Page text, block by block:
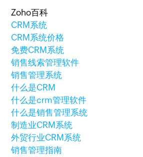
Zoho百科
CRM系统
CRM系统价格
免费CRM系统
销售线索管理软件
销售管理系统
什么是CRM
什么是crm管理软件
什么是销售管理系统
制造业CRM系统
外贸行业CRM系统
销售管理指南